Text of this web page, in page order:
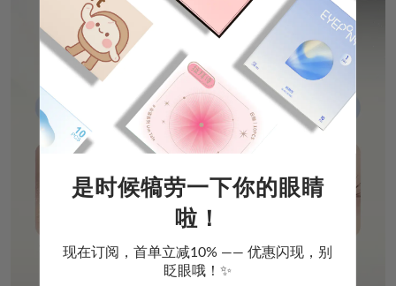
是时候犒劳一下你的眼睛
啦！
现在订阅，首单立减10% —— 优惠闪现，别
眨眼哦！✨